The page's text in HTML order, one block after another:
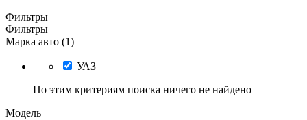
Фильтры
Фильтры
Марка авто (1)
УАЗ
По этим критериям поиска ничего не найдено
Модель